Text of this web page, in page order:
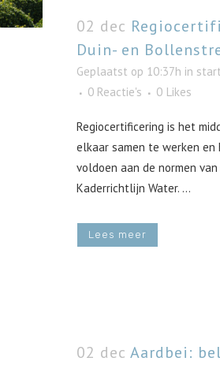
02 dec
Duin- en
Geplaatst op 10:37h in
0 Reactie's
0 Likes
Regiocertificering is het
elkaar samen te werken en
voldoen aan de normen van
Kaderrichtlijn Water. ...
Lees meer
02 dec Aardbei: